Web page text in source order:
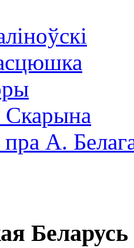
А.
Беларусь